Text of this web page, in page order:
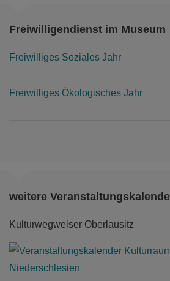
mehr
Mehr als 15 Murmelbahnen auf 3
Freiwilligendienst im Museum
Freiwilliges Soziales Jahr
Freiwilliges Ökologisches Jahr
weitere
Kulturwegweiser Oberlausitz